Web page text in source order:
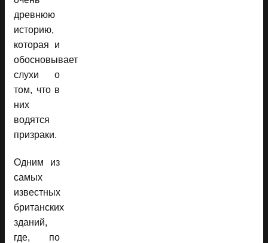
древнюю
историю,
которая и
обосновывает
слухи о
том, что в
них
водятся
призраки.
Одним из
самых
известных
британских
зданий,
где, по